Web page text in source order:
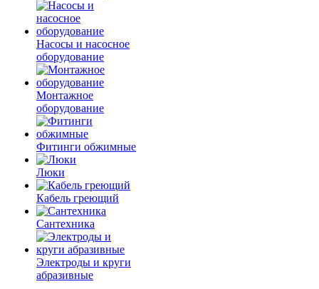
Насосы и насосное
оборудование
Монтажное
оборудование
Фитинги обжимные
Люки
Кабель греющий
Сантехника
Электроды и круги
абразивные